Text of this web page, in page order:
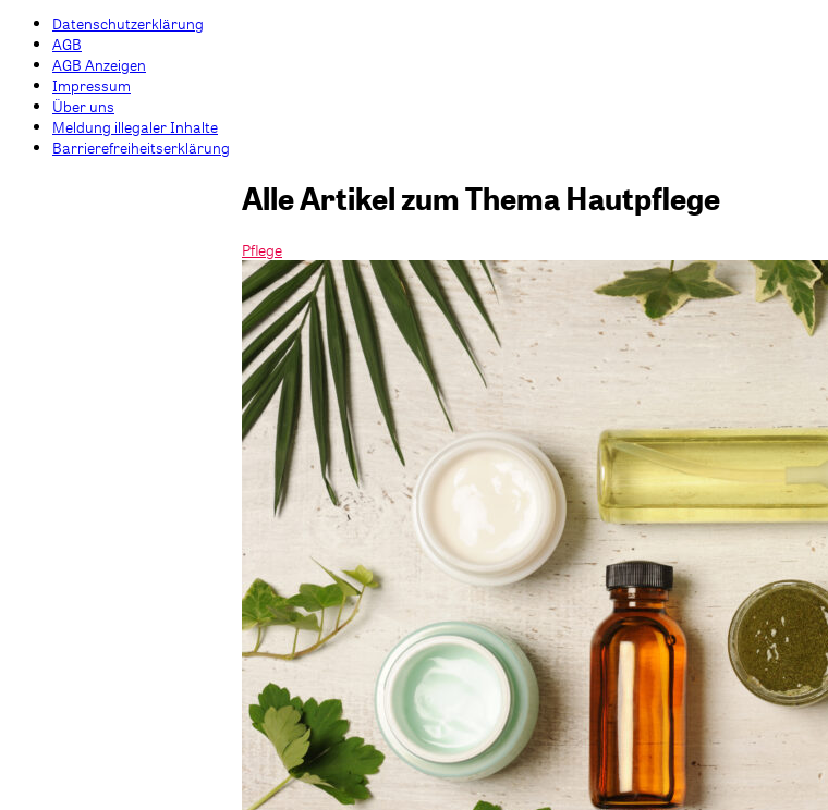
Datenschutzerklärung
AGB
AGB Anzeigen
Impressum
Über uns
Meldung illegaler Inhalte
Barrierefreiheitserklärung
Alle Artikel zum Thema Hautpflege
Pflege